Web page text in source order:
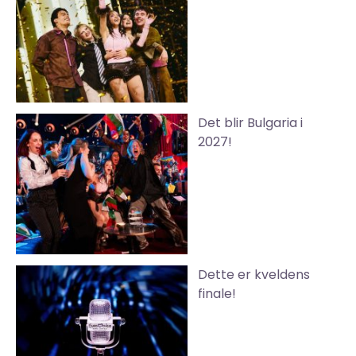
Det blir Bulgaria i
2027!
Dette er kveldens
finale!